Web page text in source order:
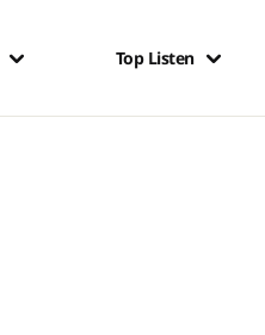
Top Listen